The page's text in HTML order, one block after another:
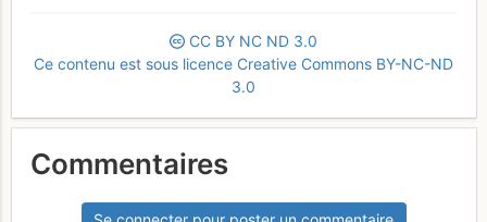
CC BY NC ND 3.0
Ce contenu est sous licence Creative Commons BY-NC-ND
3.0
Commentaires